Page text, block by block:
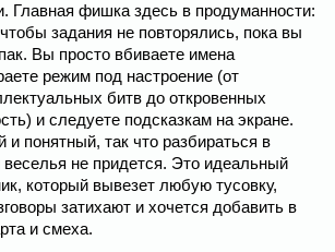
Главная фишка здесь в продуманности:
задания не повторялись, пока вы
Вы просто вбиваете имена
режим под настроение (от
битв до откровенных
и следуете подсказкам на экране.
понятный, так что разбираться в
веселья не придется. Это идеальный
который вывезет любую тусовку,
затихают и хочется добавить в
и смеха.